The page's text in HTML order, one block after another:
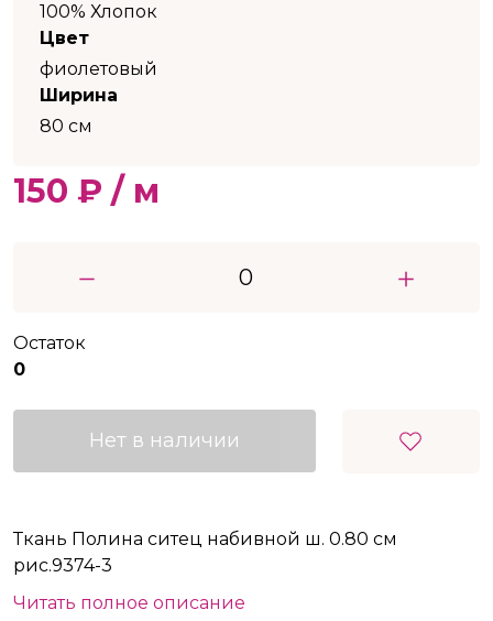
100% Хлопок
Цвет
фиолетовый
Ширина
80 см
150 ₽ / м
Остаток
0
Нет в наличии
Ткань Полина ситец набивной ш. 0.80 см
рис.9374-3
Читать полное описание